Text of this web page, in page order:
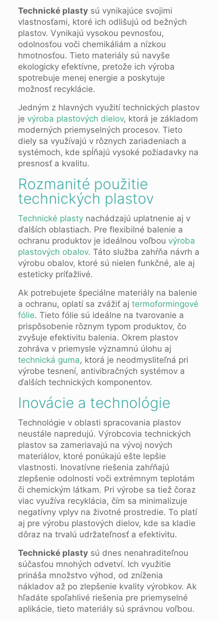
Technické plastysú vynikajúce svojimi
vlastnosťami, ktoré ich odlišujú od bežných
plastov. Vynikajú vysokou pevnosťou,
odolnosťou voči chemikáliám a nízkou
hmotnosťou. Tieto materiály sú navyše
ekologicky efektívne, pretože ich výroba
spotrebuje menej energie a poskytuje
možnosť recyklácie.
Jedným z hlavných využití technických plastov
je výroba plastových dielov, ktorá je základom
moderných priemyselných procesov. Tieto
diely sa využívajú v rôznych zariadeniach a
systémoch, kde spĺňajú vysoké požiadavky na
presnosť a kvalitu.
Rozmanité použitie
technických plastov
Technické plastynachádzajú uplatnenie aj v
ďalších oblastiach. Pre flexibilné balenie a
ochranu produktov je ideálnou voľbou výroba
plastových obalov. Táto služba zahŕňa návrh a
výrobu obalov, ktoré sú nielen funkčné, ale aj
esteticky príťažlivé.
Ak potrebujete špeciálne materiály na balenie
a ochranu, oplatí sa zvážiť aj termoformingové
fólie. Tieto fólie sú ideálne na tvarovanie a
prispôsobenie rôznym typom produktov, čo
zvyšuje efektivitu balenia. Okrem plastov
zohráva v priemysle významnú úlohu aj
technická guma, ktorá je neodmysliteľná pri
výrobe tesnení, antivibračných systémov a
ďalších technických komponentov.
Inovácie a technológie
Technológie v oblasti spracovania plastov
neustále napredujú. Výrobcovia technických
plastov sa zameriavajú na vývoj nových
materiálov, ktoré ponúkajú ešte lepšie
vlastnosti. Inovatívne riešenia zahŕňajú
zlepšenie odolnosti voči extrémnym teplotám
či chemickým látkam. Pri výrobe sa tiež čoraz
viac využíva recyklácia, čím sa minimalizuje
negatívny vplyv na životné prostredie. To platí
aj pre výrobu plastových dielov, kde sa kladie
dôraz na trvalú udržateľnosť a efektivitu.
Technické plastysú dnes nenahraditeľnou
súčasťou mnohých odvetví. Ich využitie
prináša množstvo výhod, od zníženia
nákladov až po zlepšenie kvality výrobkov. Ak
hľadáte spoľahlivé riešenia pre priemyselné
aplikácie, tieto materiály sú správnou voľbou.